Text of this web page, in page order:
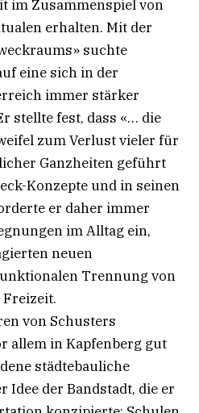
im Zusammenspiel von
erhalten. Mit der
suchte
eine sich in der
immer stärker
stellte fest, dass «… die
zum Verlust vieler für
Ganzheiten geführt
Konzepte und in seinen
er daher immer
im Alltag ein,
neuen
Trennung von
von Schusters
allem in Kapfenberg gut
städtebauliche
Idee der Bandstadt, die er